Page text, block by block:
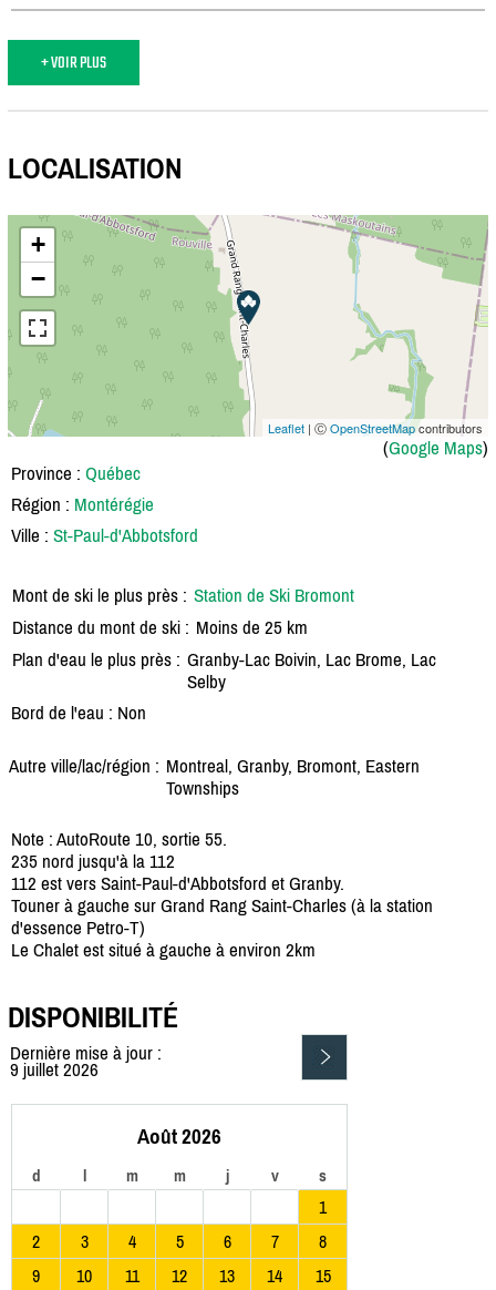
+ VOIR PLUS
LOCALISATION
+
−
Leaflet | ⒸOpenStreetMapcontributors
(Google Maps)
Province : Québec
Région : Montérégie
Ville : St-Paul-d'Abbotsford
Mont de ski le plus près : Station de Ski Bromont
Distance du mont de ski : Moins de 25 km
Plan d'eau le plus près : Granby-Lac Boivin, Lac Brome, Lac
Selby
Bord de l'eau : Non
Autre ville/lac/région : Montreal, Granby, Bromont, Eastern
Townships
Note : AutoRoute 10, sortie 55.
235 nord jusqu'à la 112
112 est vers Saint-Paul-d'Abbotsford et Granby.
Touner à gauche sur Grand Rang Saint-Charles (à la station
d'essence Petro-T)
Le Chalet est situé à gauche à environ 2km
DISPONIBILITÉ
Dernière mise à jour :
9 juillet 2026
Août 2026
d l m m j v s
1
2
3 4 5 6 7
8
9
10 11 12 13 14
15